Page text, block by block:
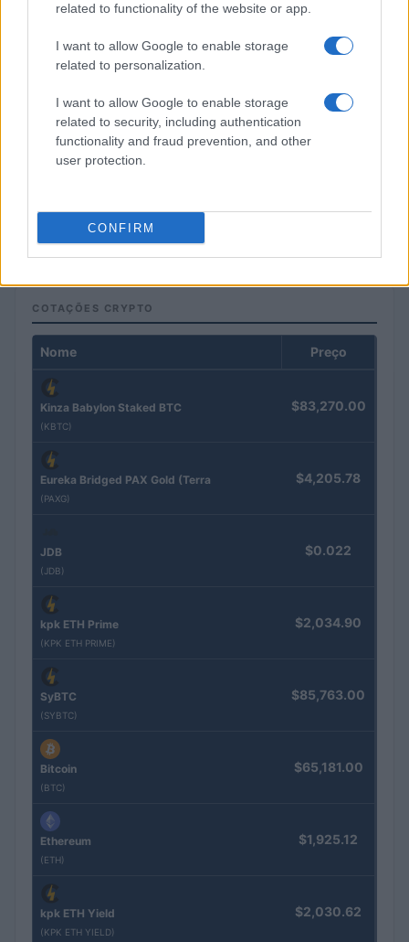
related to functionality of the website or app.
I want to allow Google to enable storage
related to personalization.
I want to allow Google to enable storage
related to security, including authentication
functionality and fraud prevention, and other
user protection.
CONFIRM
Brent cai 8.3% e arrasta petróleo e ouro para baixo
Rafael Oliveira · 7 ago 2026
COTAÇÕES CRYPTO
Nome Preço
Kinza Babylon Staked BTC
(KBTC)
$83,270.00
Eureka Bridged PAX Gold (Terra
(PAXG)
$4,205.78
JDB
(JDB)
$0.022
kpk ETH Prime
(KPK ETH PRIME)
$2,034.90
SyBTC
(SYBTC)
$85,763.00
Bitcoin
(BTC)
$65,181.00
Ethereum
(ETH)
$1,925.12
kpk ETH Yield
(KPK ETH YIELD)
$2,030.62